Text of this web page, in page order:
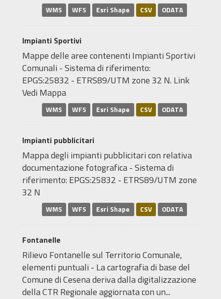
WMS WFS Esri Shape CSV ODATA
Impianti Sportivi
Mappe delle aree contenenti Impianti Sportivi
Comunali - Sistema di riferimento:
EPGS:25832 - ETRS89/UTM zone 32 N. Link
Vedi Mappa
WMS WFS Esri Shape CSV ODATA
Impianti pubblicitari
Mappa degli impianti pubblicitari con relativa
documentazione fotografica - Sistema di
riferimento: EPGS:25832 - ETRS89/UTM zone
32 N
WMS WFS Esri Shape CSV ODATA
Fontanelle
Rilievo Fontanelle sul Territorio Comunale,
elementi puntuali - La cartografia di base del
Comune di Cesena deriva dalla digitalizzazione
della CTR Regionale aggiornata con un...